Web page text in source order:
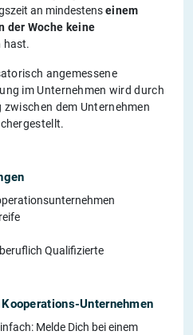
an mindestenseinem
der Woche keine
hast.
angemessene
im Unternehmen wird durch
dem Unternehmen
Qualifizierte
Unternehmen
Melde Dich bei einem